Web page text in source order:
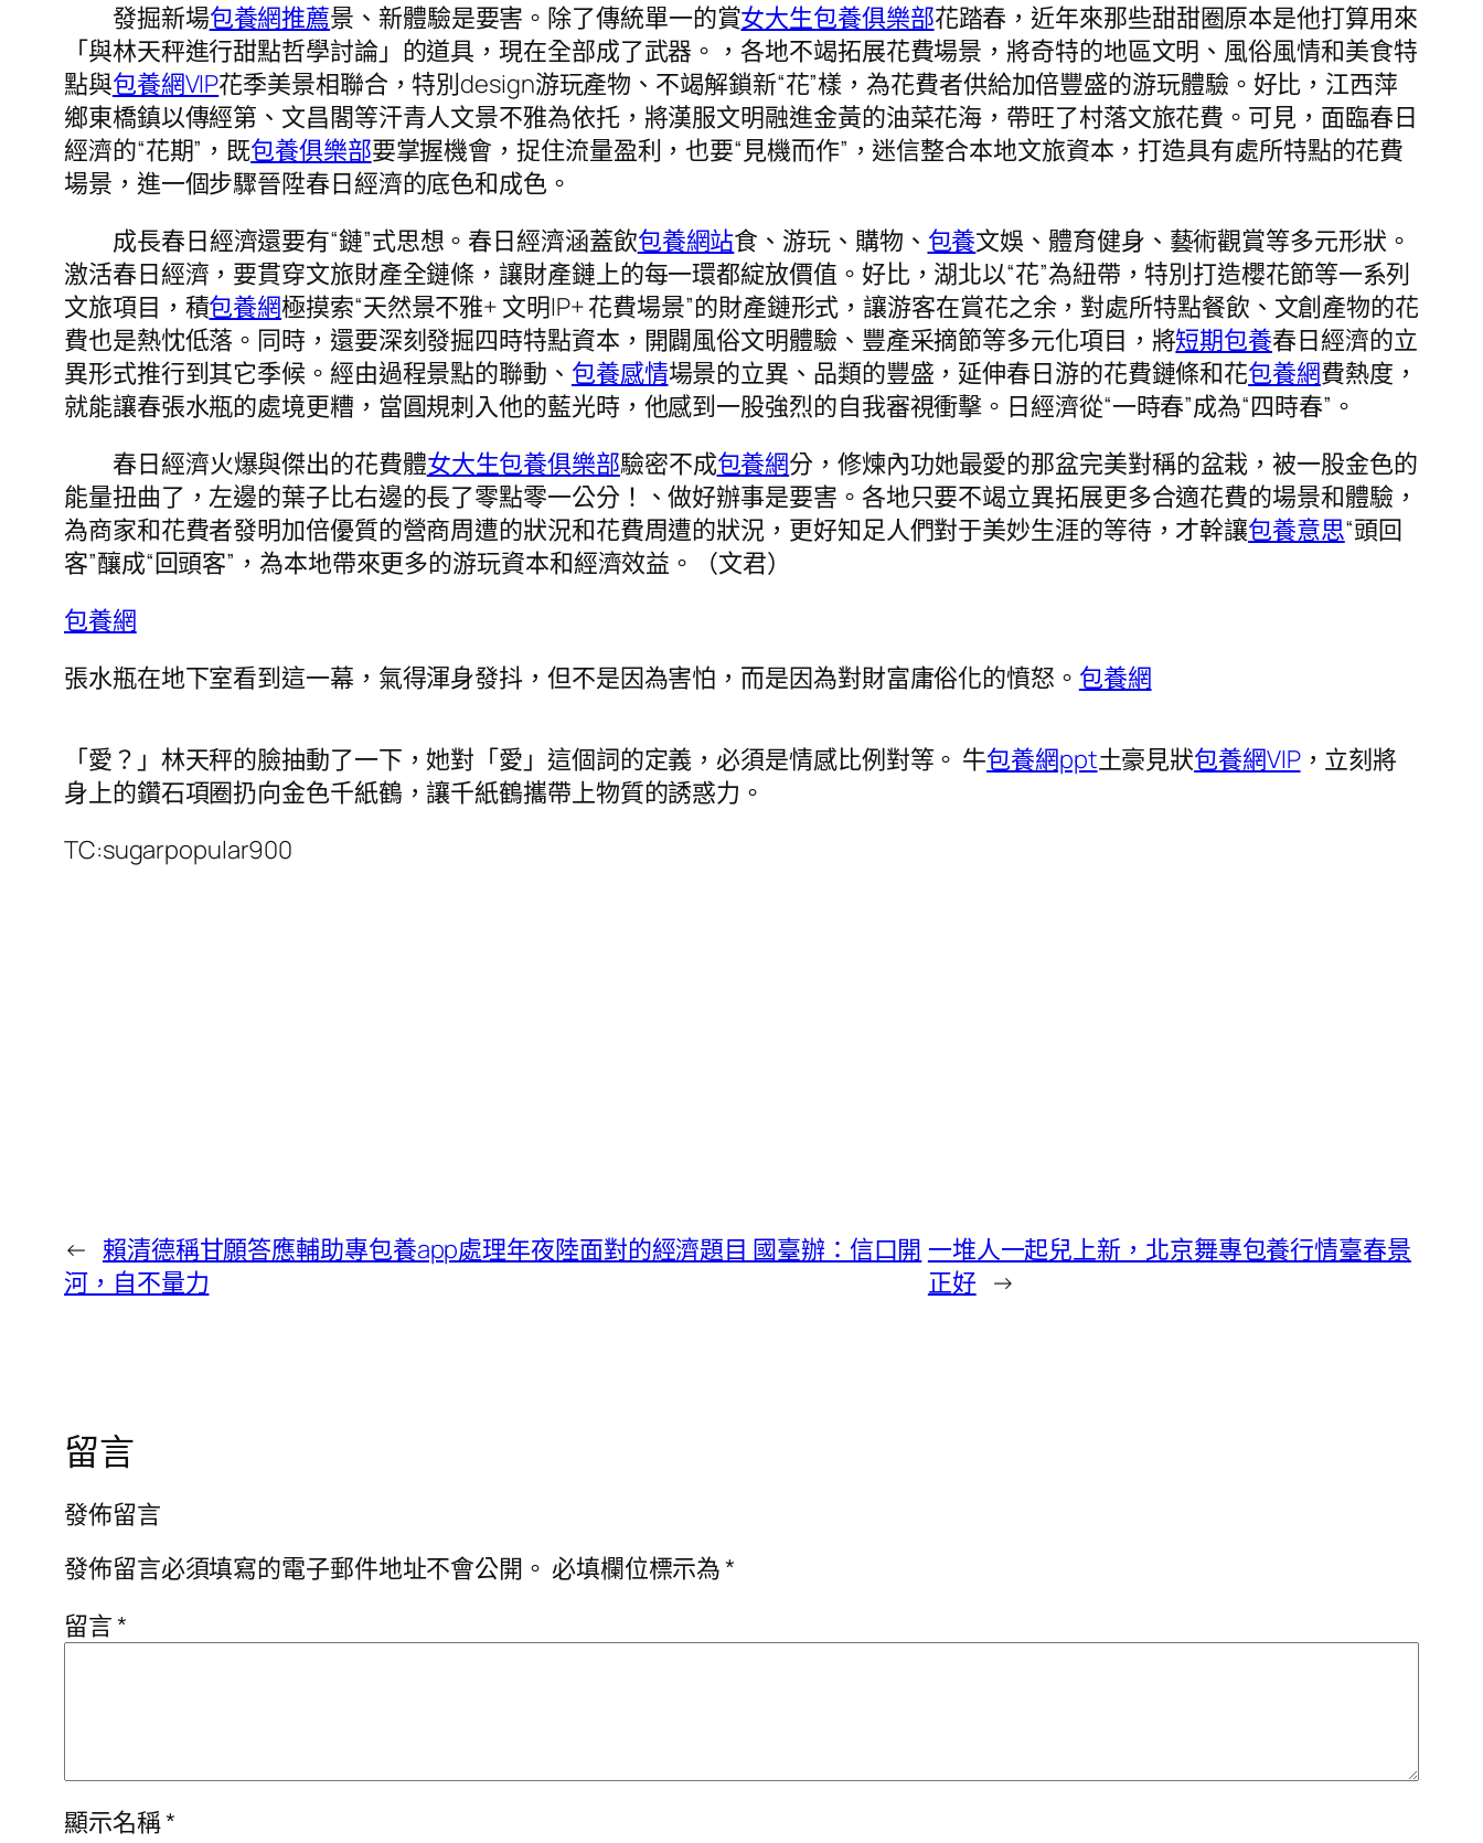
發掘新場包養網推薦景、新體驗是要害。除了傳統單一的賞女大生包養俱樂部花踏春，近年來那些甜甜圈原本是他打算用來
「與林天秤進行甜點哲學討論」的道具，現在全部成了武器。，各地不竭拓展花費場景，將奇特的地區文明、風俗風情和美食特
點與包養網VIP花季美景相聯合，特別design游玩產物、不竭解鎖新“花”樣，為花費者供給加倍豐盛的游玩體驗。好比，江西萍
鄉東橋鎮以傳經第、文昌閣等汗青人文景不雅為依托，將漢服文明融進金黃的油菜花海，帶旺了村落文旅花費。可見，面臨春日
經濟的“花期”，既包養俱樂部要掌握機會，捉住流量盈利，也要“見機而作”，迷信整合本地文旅資本，打造具有處所特點的花費
場景，進一個步驟晉陞春日經濟的底色和成色。
成長春日經濟還要有“鏈”式思想。春日經濟涵蓋飲包養網站食、游玩、購物、 包養文娛、體育健身、藝術觀賞等多元形狀。
激活春日經濟，要貫穿文旅財產全鏈條，讓財產鏈上的每一環都綻放價值。好比，湖北以“花”為紐帶，特別打造櫻花節等一系列
文旅項目，積包養網極摸索“天然景不雅+ 文明IP+ 花費場景”的財產鏈形式，讓游客在賞花之余，對處所特點餐飲、文創產物的花
費也是熱忱低落。同時，還要深刻發掘四時特點資本，開闢風俗文明體驗、豐產采摘節等多元化項目，將短期包養春日經濟的立
異形式推行到其它季候。經由過程景點的聯動、 包養感情場景的立異、品類的豐盛，延伸春日游的花費鏈條和花包養網費熱度，
就能讓春張水瓶的處境更糟，當圓規刺入他的藍光時，他感到一股強烈的自我審視衝擊。日經濟從“一時春”成為“四時春”。
春日經濟火爆與傑出的花費體女大生包養俱樂部驗密不成包養網分，修煉內功她最愛的那盆完美對稱的盆栽，被一股金色的
能量扭曲了，左邊的葉子比右邊的長了零點零一公分！、做好辦事是要害。各地只要不竭立異拓展更多合適花費的場景和體驗，
為商家和花費者發明加倍優質的營商周遭的狀況和花費周遭的狀況，更好知足人們對于美妙生涯的等待，才幹讓包養意思“頭回
客”釀成“回頭客”，為本地帶來更多的游玩資本和經濟效益。（文君）
包養網
張水瓶在地下室看到這一幕，氣得渾身發抖，但不是因為害怕，而是因為對財富庸俗化的憤怒。 包養網
「愛？」林天秤的臉抽動了一下，她對「愛」這個詞的定義，必須是情感比例對等。 牛包養網ppt土豪見狀包養網VIP，立刻將
身上的鑽石項圈扔向金色千紙鶴，讓千紙鶴攜帶上物質的誘惑力。
TC:sugarpopular900
← 賴清德稱甘願答應輔助專包養app處理年夜陸面對的經濟題目 國臺辦：信口開
河，自不量力
一堆人一起兒上新，北京舞專包養行情臺春景
正好 →
留言
發佈留言
發佈留言必須填寫的電子郵件地址不會公開。 必填欄位標示為*
留言*
顯示名稱*